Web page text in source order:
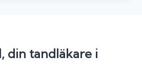
din tandläkare i